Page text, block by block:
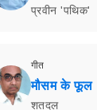
प्रवीन 'पथिक'
गीत
मौसम के फूल
शतदल